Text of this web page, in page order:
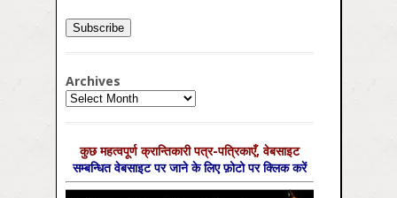
Archives
Archives
कुछ महत्‍वपूर्ण क्रान्तिकारी पत्र-पत्रिकाएँ, वेबसाइट
सम्‍बन्धित वेबसाइट पर जाने के लिए फ़ोटो पर क्लिक करें